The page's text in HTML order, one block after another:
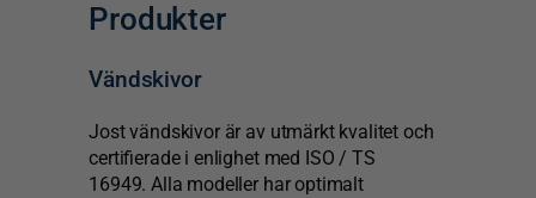
Produkter
Vändskivor
Jost vändskivor är av utmärkt kvalitet och
certifierade i enlighet med ISO / TS
16949.Alla modeller har optimalt